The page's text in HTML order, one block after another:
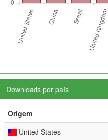
Downloads por país
Origem
United States